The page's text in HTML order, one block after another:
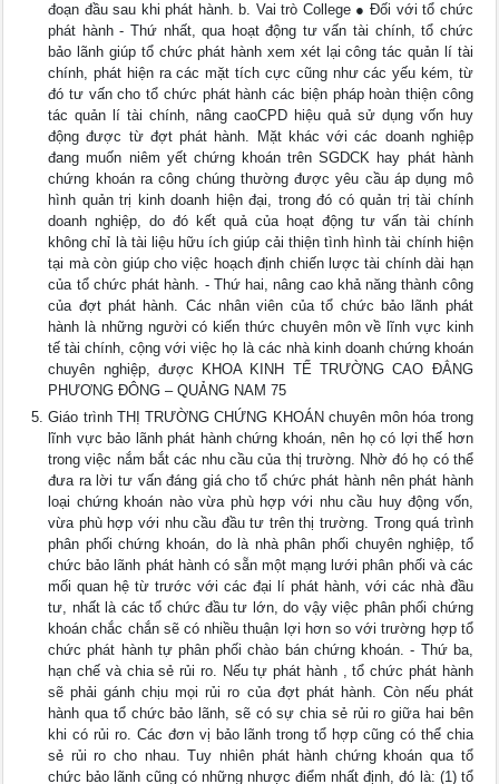
đoạn đầu sau khi phát hành. b. Vai trò College ● Đối với tổ chức
phát hành - Thứ nhất, qua hoạt động tư vấn tài chính, tổ chức
bảo lãnh giúp tổ chức phát hành xem xét lại công tác quản lí tài
chính, phát hiện ra các mặt tích cực cũng như các yếu kém, từ
đó tư vấn cho tổ chức phát hành các biện pháp hoàn thiện công
tác quản lí tài chính, nâng caoCPD hiệu quả sử dụng vốn huy
động được từ đợt phát hành. Mặt khác với các doanh nghiệp
đang muốn niêm yết chứng khoán trên SGDCK hay phát hành
chứng khoán ra công chúng thường được yêu cầu áp dụng mô
hình quản trị kinh doanh hiện đại, trong đó có quản trị tài chính
doanh nghiệp, do đó kết quả của hoạt động tư vấn tài chính
không chỉ là tài liệu hữu ích giúp cải thiện tình hình tài chính hiện
tại mà còn giúp cho việc hoạch định chiến lược tài chính dài hạn
của tổ chức phát hành. - Thứ hai, nâng cao khả năng thành công
của đợt phát hành. Các nhân viên của tổ chức bảo lãnh phát
hành là những người có kiến thức chuyên môn về lĩnh vực kinh
tế tài chính, cộng với việc họ là các nhà kinh doanh chứng khoán
chuyên nghiệp, được KHOA KINH TẾ TRƯỜNG CAO ĐẲNG
PHƯƠNG ĐÔNG – QUẢNG NAM 75
Giáo trình THỊ TRƯỜNG CHỨNG KHOÁN chuyên môn hóa trong
lĩnh vực bảo lãnh phát hành chứng khoán, nên họ có lợi thế hơn
trong việc nắm bắt các nhu cầu của thị trường. Nhờ đó họ có thể
đưa ra lời tư vấn đáng giá cho tổ chức phát hành nên phát hành
loại chứng khoán nào vừa phù hợp với nhu cầu huy động vốn,
vừa phù hợp với nhu cầu đầu tư trên thị trường. Trong quá trình
phân phối chứng khoán, do là nhà phân phối chuyên nghiệp, tổ
chức bảo lãnh phát hành có sẵn một mạng lưới phân phối và các
mối quan hệ từ trước với các đại lí phát hành, với các nhà đầu
tư, nhất là các tổ chức đầu tư lớn, do vậy việc phân phối chứng
khoán chắc chắn sẽ có nhiều thuận lợi hơn so với trường hợp tổ
chức phát hành tự phân phối chào bán chứng khoán. - Thứ ba,
hạn chế và chia sẻ rủi ro. Nếu tự phát hành , tổ chức phát hành
sẽ phải gánh chịu mọi rủi ro của đợt phát hành. Còn nếu phát
hành qua tổ chức bảo lãnh, sẽ có sự chia sẻ rủi ro giữa hai bên
khi có rủi ro. Các đơn vị bảo lãnh trong tổ hợp cũng có thể chia
sẻ rủi ro cho nhau. Tuy nhiên phát hành chứng khoán qua tổ
chức bảo lãnh cũng có những nhược điểm nhất định, đó là: (1) tổ